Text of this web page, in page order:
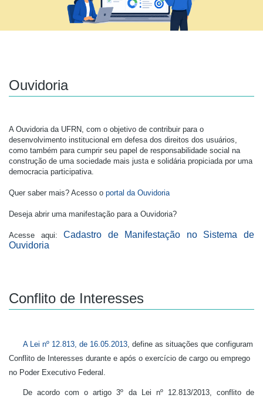
Ouvidoria
A Ouvidoria da UFRN, com o objetivo de contribuir para o
desenvolvimento institucional em defesa dos direitos dos usuários,
como também para cumprir seu papel de responsabilidade social na
construção de uma sociedade mais justa e solidária propiciada por uma
democracia participativa.
Quer saber mais? Acesso o portal da Ouvidoria
Deseja abrir uma manifestação para a Ouvidoria?
Acesse aqui:Cadastro de Manifestação no Sistema de
Ouvidoria
Conflito de Interesses
A Lei nº 12.813, de 16.05.2013, define as situações que configuram
Conflito de Interesses durante e após o exercício de cargo ou emprego
no Poder Executivo Federal.
De acordo com o artigo 3º da Lei nº 12.813/2013, conflito de